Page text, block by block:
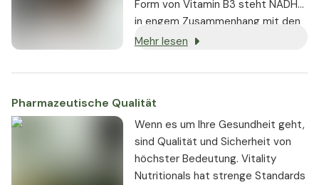
Form von Vitamin B3 steht NADH
in engem Zusammenhang mit den
bekannten Funktionen von Niacin.
Mehr lesen
Pharmazeutische Qualität
Wenn es um Ihre Gesundheit geht,
sind Qualität und Sicherheit von
höchster Bedeutung. Vitality
Nutritionals hat strenge Standards